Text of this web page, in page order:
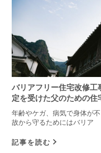
バリアフリー住宅改修工
定を受けた父のための住
年齢やケガ、病気で身体が
故から守るためにはバリア
記事を読む